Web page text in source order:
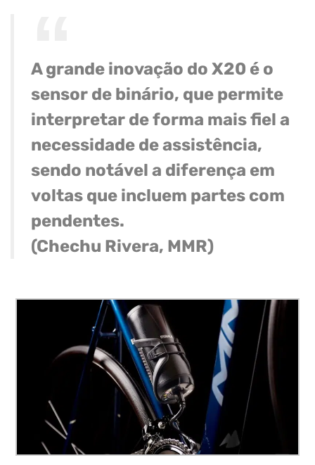
A grande inovação do X20 é o
sensor de binário, que permite
interpretar de forma mais fiel a
necessidade de assistência,
sendo notável a diferença em
voltas que incluem partes com
pendentes.
(Chechu Rivera, MMR)